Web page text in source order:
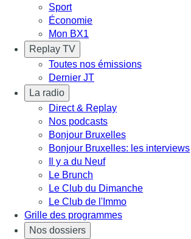
Sport
Économie
Mon BX1
Replay TV
Toutes nos émissions
Dernier JT
La radio
Direct & Replay
Nos podcasts
Bonjour Bruxelles
Bonjour Bruxelles: les interviews
Il y a du Neuf
Le Brunch
Le Club du Dimanche
Le Club de l'Immo
Grille des programmes
Nos dossiers